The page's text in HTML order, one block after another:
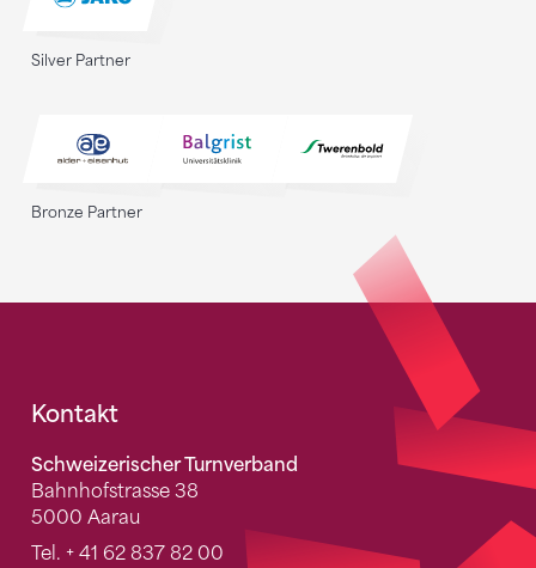
Silver Partner
Bronze Partner
Fusszeile
Kontakt
Schweizerischer Turnverband
Bahnhofstrasse 38
5000 Aarau
Tel. + 41 62 837 82 00